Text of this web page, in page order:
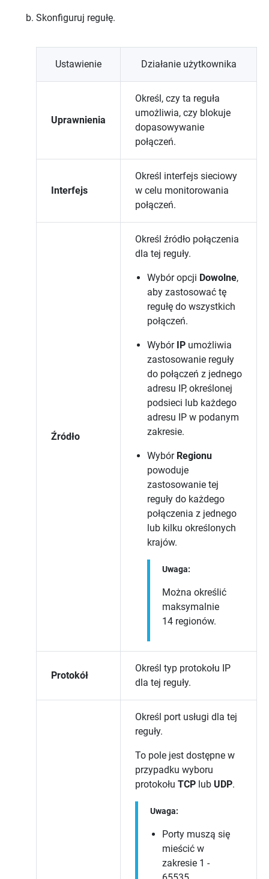
Skonfiguruj regułę.
Ustawienie Działanie użytkownika
Uprawnienia
Określ, czy ta reguła
umożliwia, czy blokuje
dopasowywanie
połączeń.
Interfejs
Określ interfejs sieciowy
w celu monitorowania
połączeń.
Źródło
Określ źródło połączenia
dla tej reguły.
Wybór opcji Dowolne,
aby zastosować tę
regułę do wszystkich
połączeń.
Wybór IP umożliwia
zastosowanie reguły
do połączeń z jednego
adresu IP, określonej
podsieci lub każdego
adresu IP w podanym
zakresie.
Wybór Regionu
powoduje
zastosowanie tej
reguły do każdego
połączenia z jednego
lub kilku określonych
krajów.
Uwaga:
Można określić
maksymalnie
14 regionów.
Protokół
Określ typ protokołu IP
dla tej reguły.
Określ port usługi dla tej
reguły.
To pole jest dostępne w
przypadku wyboru
protokołu TCP lub UDP.
Uwaga:
Porty muszą się
mieścić w
zakresie 1 -